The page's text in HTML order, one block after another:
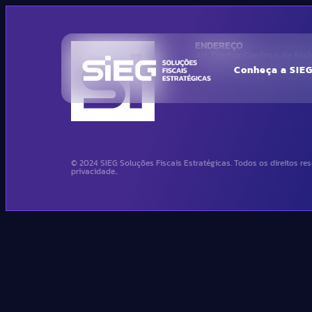
Conheça a SIEG
ENDEREÇO
Bairro Vila Olimpia – São
© 2024 SIEG Soluções Fiscais Estratégicas. Todos os direitos
privacidade..